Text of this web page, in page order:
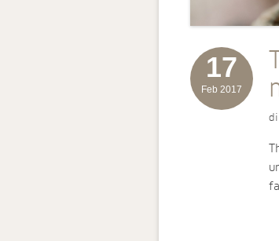
17
Feb 2017